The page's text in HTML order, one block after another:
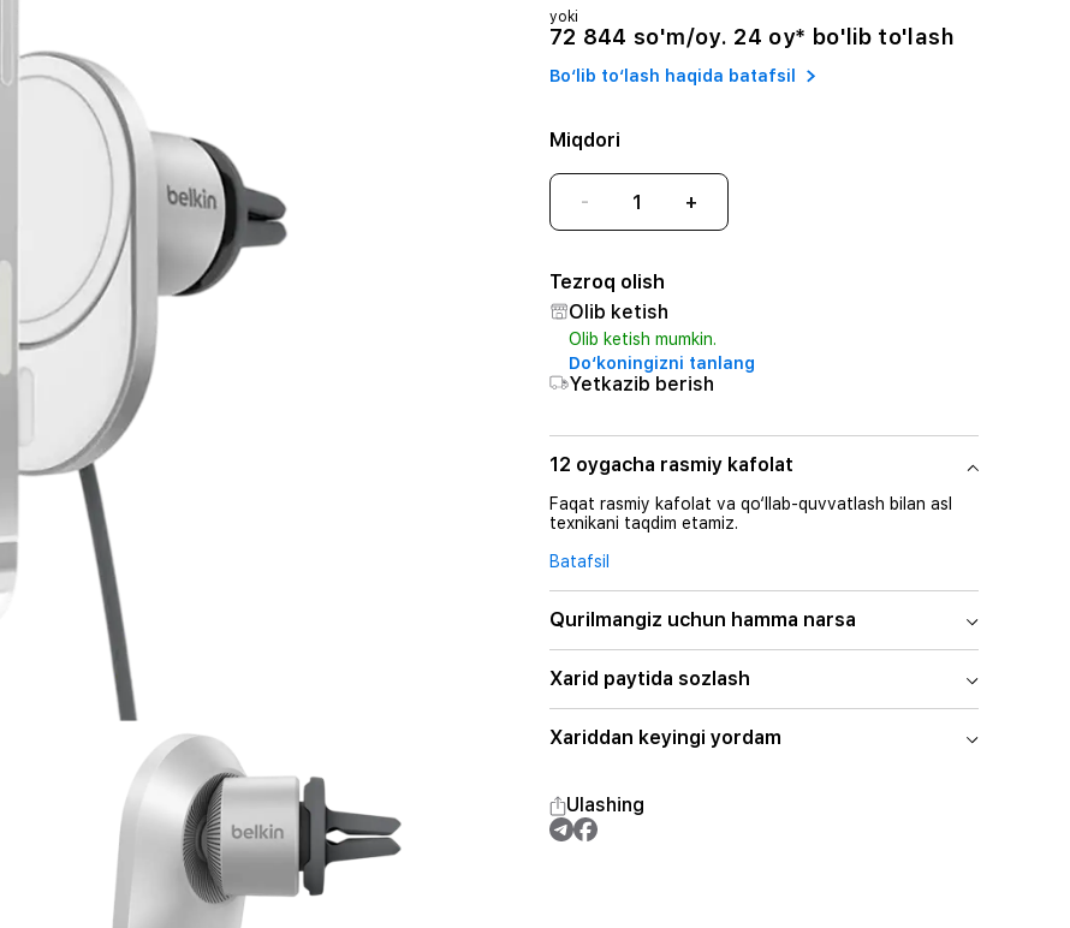
yoki
72 844 so'm/oy. 24 oy* bo'lib to'lash
Bo‘lib to‘lash haqida batafsil
Miqdori
- +
Tezroq olish
Olib ketish
Olib ketish mumkin.
Do‘koningizni tanlang
Yetkazib berish
12 oygacha rasmiy kafolat
Faqat rasmiy kafolat va qo‘llab-quvvatlash bilan asl
texnikani taqdim etamiz.
Batafsil
Qurilmangiz uchun hamma narsa
Xarid paytida sozlash
Xariddan keyingi yordam
Ulashing